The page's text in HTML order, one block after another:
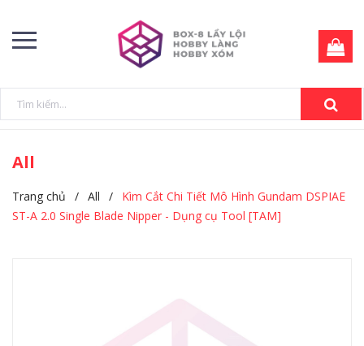
All
Trang chủ / All /
Kìm Cắt Chi Tiết Mô Hình Gundam DSPIAE
ST-A 2.0 Single Blade Nipper - Dụng cụ Tool [TAM]